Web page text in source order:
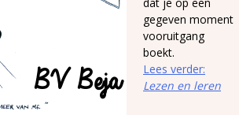
gegeven moment
vooruitgang
boekt.
Lees verder:
Lezen en leren